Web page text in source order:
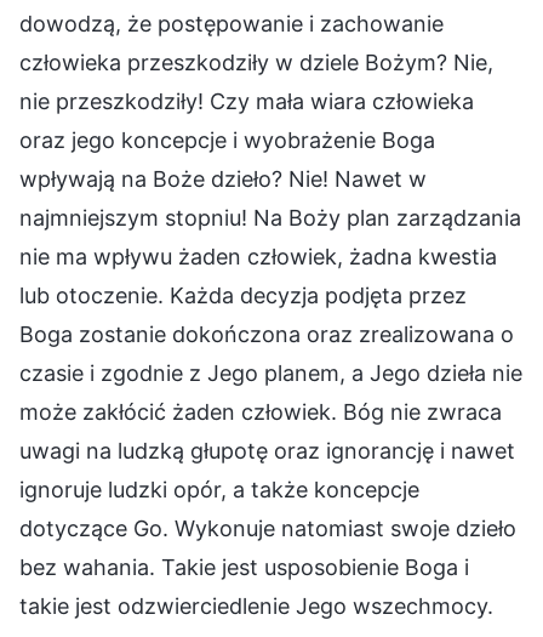
dowodzą, że postępowanie i zachowanie
człowieka przeszkodziły w dziele Bożym? Nie,
nie przeszkodziły! Czy mała wiara człowieka
oraz jego koncepcje i wyobrażenie Boga
wpływają na Boże dzieło? Nie! Nawet w
najmniejszym stopniu! Na Boży plan zarządzania
nie ma wpływu żaden człowiek, żadna kwestia
lub otoczenie. Każda decyzja podjęta przez
Boga zostanie dokończona oraz zrealizowana o
czasie i zgodnie z Jego planem, a Jego dzieła nie
może zakłócić żaden człowiek. Bóg nie zwraca
uwagi na ludzką głupotę oraz ignorancję i nawet
ignoruje ludzki opór, a także koncepcje
dotyczące Go. Wykonuje natomiast swoje dzieło
bez wahania. Takie jest usposobienie Boga i
takie jest odzwierciedlenie Jego wszechmocy.